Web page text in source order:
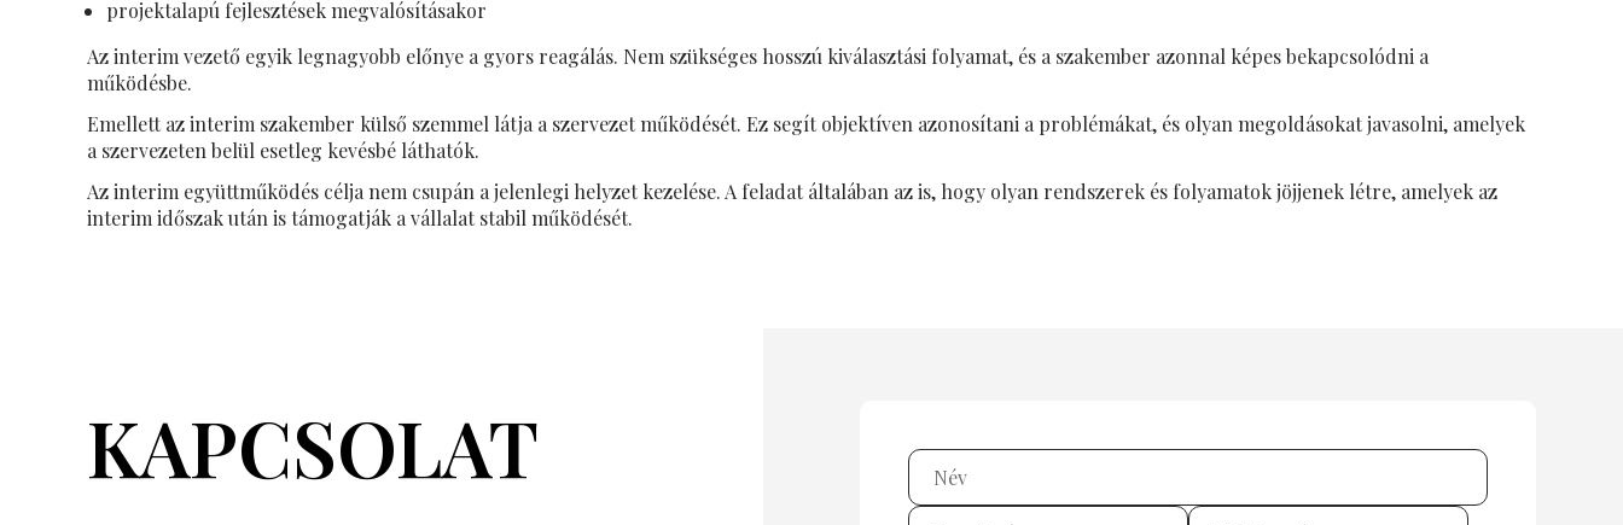
projektalapú fejlesztések megvalósításakor
Az interim vezető egyik legnagyobb előnye a gyors reagálás. Nem szükséges hosszú kiválasztási folyamat, és a szakember azonnal képes bekapcsolódni a
működésbe.
Emellett az interim szakember külső szemmel látja a szervezet működését. Ez segít objektíven azonosítani a problémákat, és olyan megoldásokat javasolni, amelyek
a szervezeten belül esetleg kevésbé láthatók.
Az interim együttműködés célja nem csupán a jelenlegi helyzet kezelése. A feladat általában az is, hogy olyan rendszerek és folyamatok jöjjenek létre, amelyek az
interim időszak után is támogatják a vállalat stabil működését.
KAPCSOLAT